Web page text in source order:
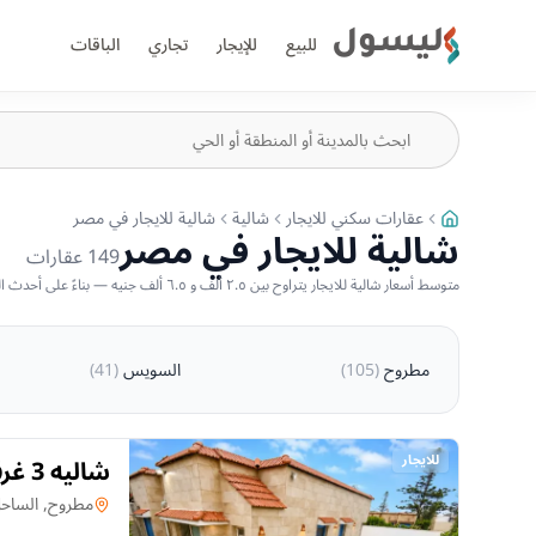
ليسول للبيع للإيجار تجاري الباقات
عقارات سكني للايجار شالية شالية للايجار في مصر
شالية للايجار في مصر149عقارات
متوسط أسعار شالية للايجار يتراوح بين ٢.٥ ألف و ٦.٥ ألف جنيه — بناءً على أحدث العروض المتاحة
مطروح(
105
) السويس(
41
)
للايجار
سباحة
شاليةفيمطروح,